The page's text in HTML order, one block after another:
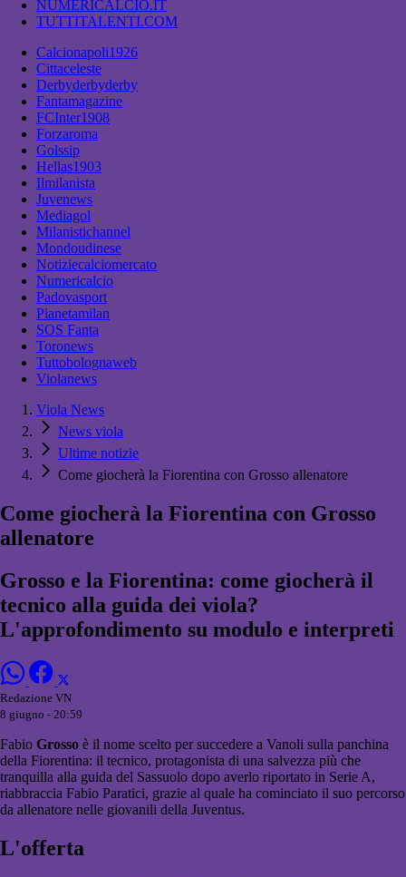
NUMERICALCIO.IT
TUTTITALENTI.COM
Calcionapoli1926
Cittaceleste
Derbyderbyderby
Fantamagazine
FCInter1908
Forzaroma
Golssip
Hellas1903
Ilmilanista
Juvenews
Mediagol
Milanistichannel
Mondoudinese
Notiziecalciomercato
Numericalcio
Padovasport
Pianetamilan
SOS Fanta
Toronews
Tuttobolognaweb
Violanews
Viola News
News viola
Ultime notizie
Come giocherà la Fiorentina con Grosso allenatore
Come giocherà la Fiorentina con Grosso
allenatore
Grosso e la Fiorentina: come giocherà il
tecnico alla guida dei viola?
L'approfondimento su modulo e interpreti
Redazione VN
8 giugno - 20:59
Fabio Grosso è il nome scelto per succedere a Vanoli sulla panchina
della Fiorentina: il tecnico, protagonista di una salvezza più che
tranquilla alla guida del Sassuolo dopo averlo riportato in Serie A,
riabbraccia Fabio Paratici, grazie al quale ha cominciato il suo percorso
da allenatore nelle giovanili della Juventus.
L'offerta